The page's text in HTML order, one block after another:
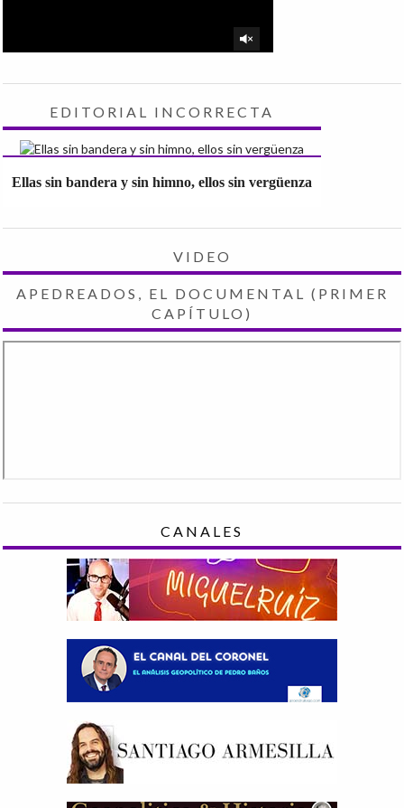
EDITORIAL INCORRECTA
Ellas sin bandera y sin himno, ellos sin vergüenza
VIDEO
APEDREADOS, EL DOCUMENTAL (PRIMER
CAPÍTULO)
CANALES